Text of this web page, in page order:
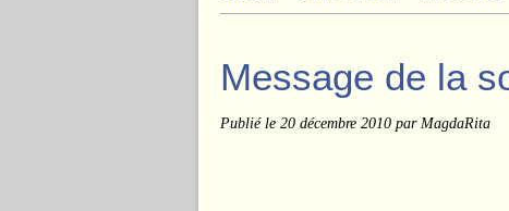
Message de la
Publié le 20 décembre 2010 par MagdaRita